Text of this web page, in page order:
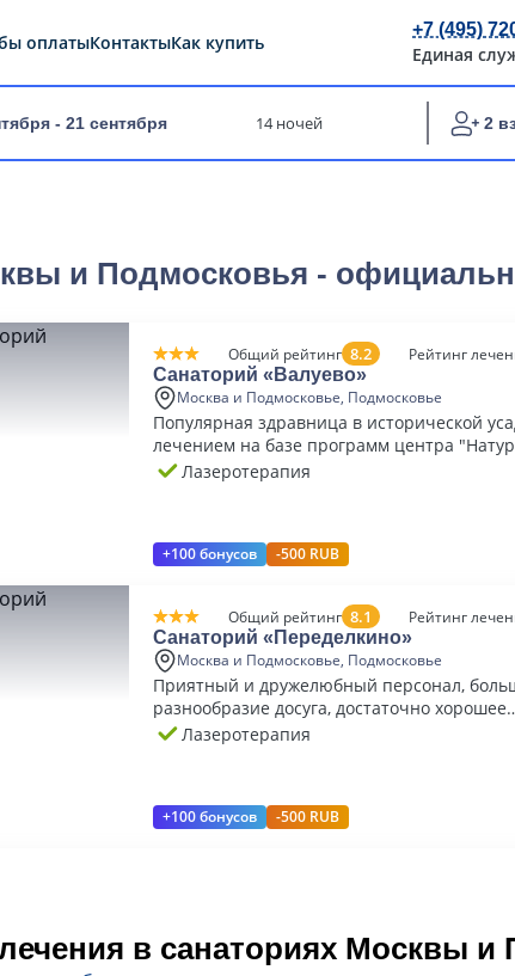
оплатыКонтактыКак купить
+7 (495)
Единая
- 21 сентября 14 ночей 2
и Подмосковья -
Общий рейтинг 8.2 Рейтинг
Санаторий «Валуево»
Москва и Подмосковье, Подмосковье
Популярная здравница в исторической
лечением на базе программ центра
Лазеротерапия
+100 бонусов -500 RUB
Общий рейтинг 8.1 Рейтинг
Санаторий «Переделкино»
Москва и Подмосковье, Подмосковье
Приятный и дружелюбный персонал,
разнообразие досуга, достаточно хорошее
питание
Лазеротерапия
+100 бонусов -500 RUB
в санаториях Москвы и